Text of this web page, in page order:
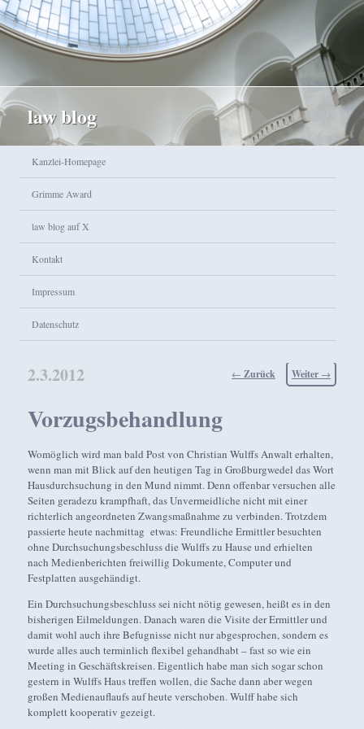
law blog
Zum Inhalt wechseln
Zum sekundären Inhalt wechseln
Kanzlei-Homepage
Grimme Award
law blog auf X
Kontakt
Impressum
Datenschutz
Beitragsnavigation
← Zurück Weiter →
Vorzugsbehandlung
2.3.2012
Womöglich wird man bald Post von Christian Wulffs Anwalt erhalten,
wenn man mit Blick auf den heutigen Tag in Großburgwedel das Wort
Hausdurchsuchung in den Mund nimmt. Denn offenbar versuchen alle
Seiten geradezu krampfhaft, das Unvermeidliche nicht mit einer
richterlich angeordneten Zwangsmaßnahme zu verbinden. Trotzdem
passierte heute nachmittag etwas: Freundliche Ermittler besuchten
ohne Durchsuchungsbeschluss die Wulffs zu Hause und erhielten
nach Medienberichten freiwillig Dokumente, Computer und
Festplatten ausgehändigt.
Ein Durchsuchungsbeschluss sei nicht nötig gewesen, heißt es in den
bisherigen Eilmeldungen. Danach waren die Visite der Ermittler und
damit wohl auch ihre Befugnisse nicht nur abgesprochen, sondern es
wurde alles auch terminlich flexibel gehandhabt – fast so wie ein
Meeting in Geschäftskreisen. Eigentlich habe man sich sogar schon
gestern in Wulffs Haus treffen wollen, die Sache dann aber wegen
großen Medienauflaufs auf heute verschoben. Wulff habe sich
komplett kooperativ gezeigt.